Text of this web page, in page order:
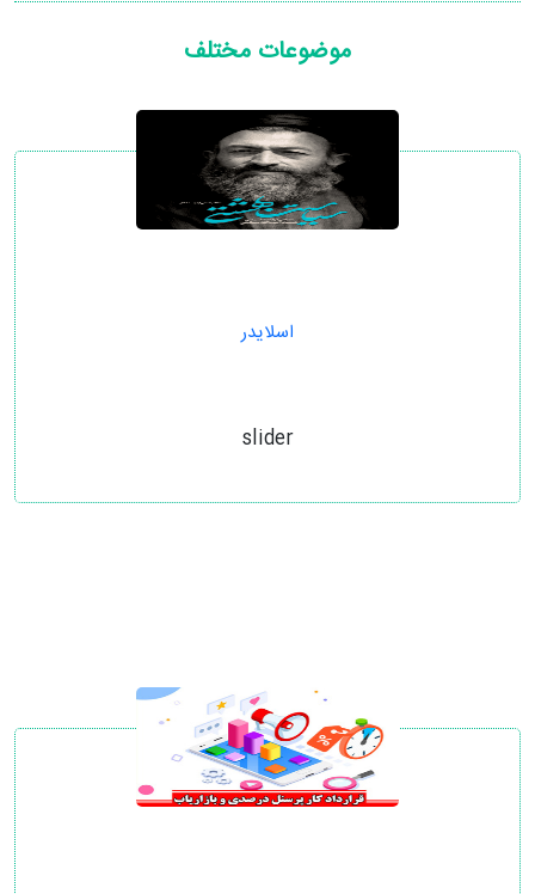
موضوعات مختلف
اسلایدر
slider